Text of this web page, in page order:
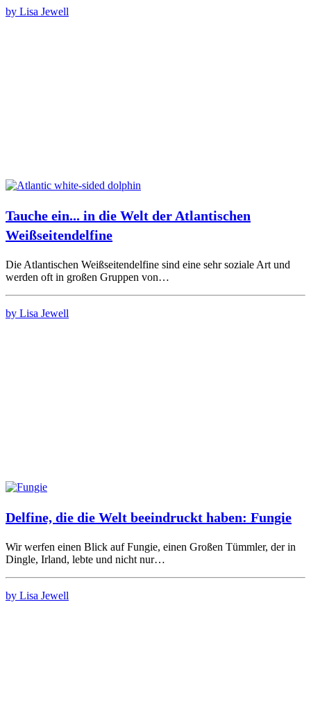
by Lisa Jewell
Tauche ein... in die Welt der Atlantischen
Weißseitendelfine
Die Atlantischen Weißseitendelfine sind eine sehr soziale Art und
werden oft in großen Gruppen von…
by Lisa Jewell
Delfine, die die Welt beeindruckt haben: Fungie
Wir werfen einen Blick auf Fungie, einen Großen Tümmler, der in
Dingle, Irland, lebte und nicht nur…
by Lisa Jewell